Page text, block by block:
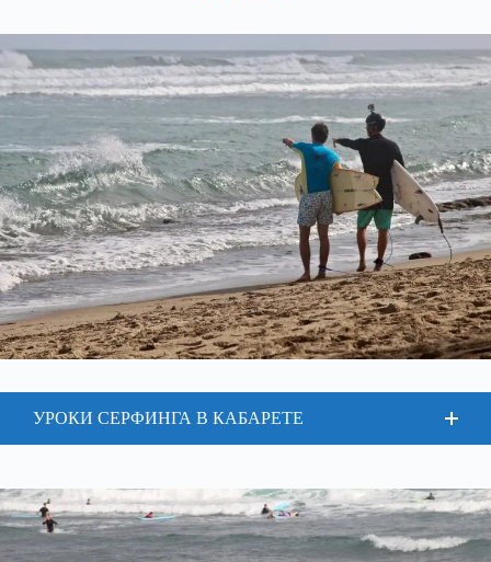
УРОКИ СЕРФИНГА В КАБАРЕТЕ